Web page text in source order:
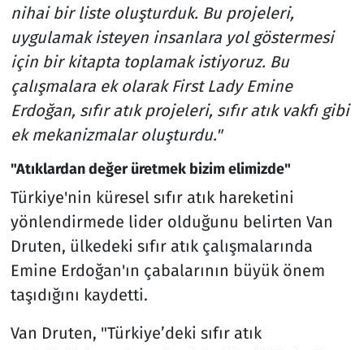
nihai bir liste oluşturduk. Bu projeleri,
uygulamak isteyen insanlara yol göstermesi
için bir kitapta toplamak istiyoruz. Bu
çalışmalara ek olarak First Lady Emine
Erdoğan, sıfır atık projeleri, sıfır atık vakfı gibi
ek mekanizmalar oluşturdu."
"Atıklardan değer üretmek bizim elimizde"
Türkiye'nin küresel sıfır atık hareketini
yönlendirmede lider olduğunu belirten Van
Druten, ülkedeki sıfır atık çalışmalarında
Emine Erdoğan'ın çabalarının büyük önem
taşıdığını kaydetti.
Van Druten, "Türkiye’deki sıfır atık